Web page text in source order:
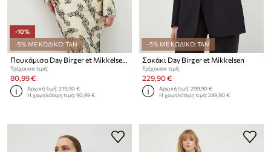
-10%
-5% ΜΕ ΚΩΔΙΚΟ: TAN
Τρέχουσα τιμή:
80,99 €
Αρχική τιμή:219,90 €
Η χαμηλότερη τιμή:90,99 €
-5% ΜΕ ΚΩΔΙΚΟ: TAN
Σακάκι Day Birger et Mikkelsen
Τρέχουσα τιμή:
229,90 €
Αρχική τιμή:299,90 €
Η χαμηλότερη τιμή:249,90 €